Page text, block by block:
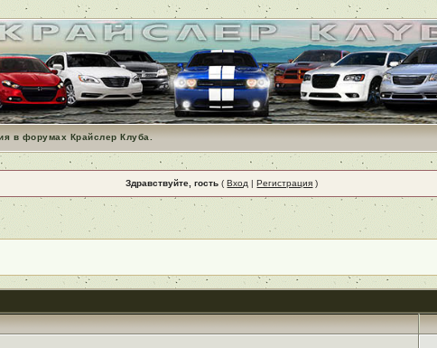
в форумах Крайслер Клуба.
Здравствуйте, гость (Вход |Регистрация )